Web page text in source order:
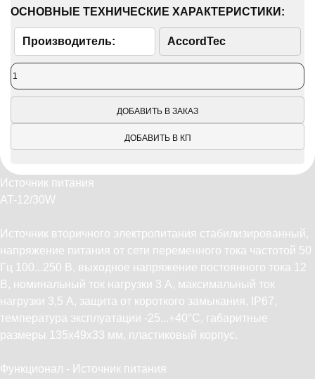
ОСНОВНЫЕ ТЕХНИЧЕСКИЕ ХАРАКТЕРИСТИКИ:
Производитель: AccordTec
ДОБАВИТЬ В ЗАКАЗ
ДОБАВИТЬ В КП
Источник питания
AT-12/30W
Источник вторичного электропитания стабилизированный,
напряжение питания от сети переменного тока частотой 50
Гц 100...250 В, выходное напряжение постоянного тока 12
В, номинальный ток нагрузки 3 А, максимальный ток
нагрузки 3,5 А, защита от короткого замыкания, IP67,
температура эксплуатации -25...+40°С, габаритные
размеры 135х49х33 мм, пластиковый корпус.
Функционал - Источник питания